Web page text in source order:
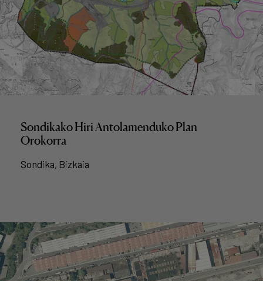
Sondikako Hiri Antolamenduko Plan
Orokorra
Sondika, Bizkaia